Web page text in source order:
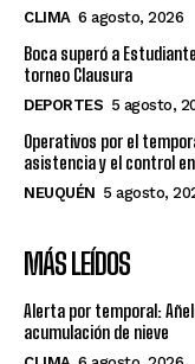
CLIMA 6 agosto, 2026
Boca superó a
torneo Clausura
DEPORTES 5 agosto,
Operativos por el
asistencia y el control
NEUQUÉN 5 agosto,
MÁS LEÍDOS
Alerta por temporal:
acumulación de nieve